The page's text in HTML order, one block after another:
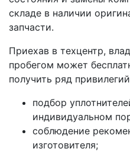
складе в наличии
запчасти.
Приехав в техцентр,
пробегом может
получить ряд
подбор
индивидуальном
соблюдение
изготовителя;